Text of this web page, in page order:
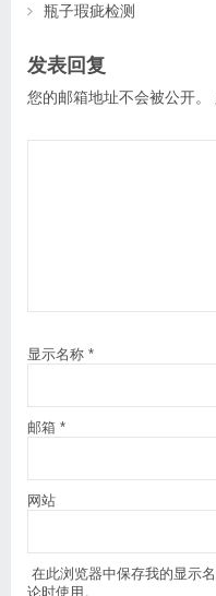
瓶子瑕疵检测
发表回复
您的邮箱地址不会被公开。
显示名称 *
邮箱 *
网站
在此浏览器中保存我的显示
论时使用。